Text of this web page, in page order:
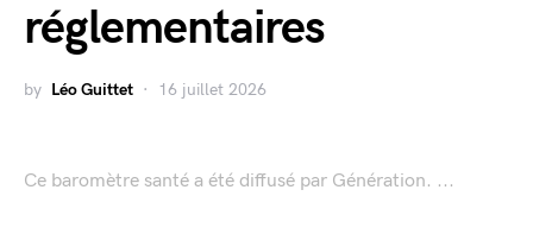
réglementaires
by Léo Guittet 16 juillet 2026
Ce baromètre santé a été diffusé par Génération. ...